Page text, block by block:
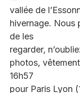
vallée de
hivernage. Nous
de les
regarder,
photos,
16h57
pour Paris Lyon